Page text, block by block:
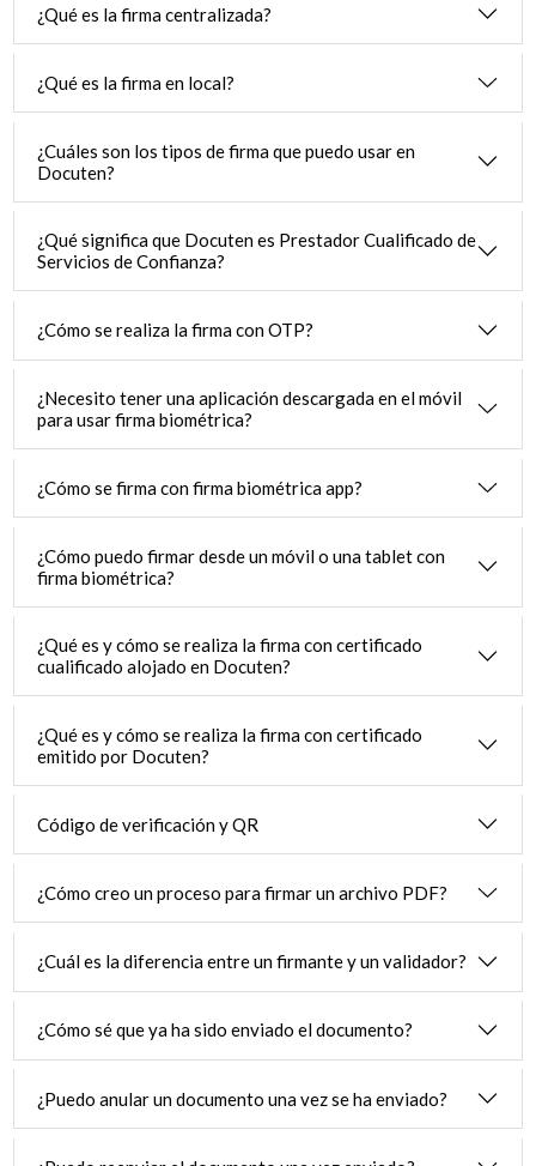
¿Qué es la firma centralizada?
¿Qué es la firma en local?
¿Cuáles son los tipos de firma que puedo usar en
Docuten?
¿Qué significa que Docuten es Prestador Cualificado de
Servicios de Confianza?
¿Cómo se realiza la firma con OTP?
¿Necesito tener una aplicación descargada en el móvil
para usar firma biométrica?
¿Cómo se firma con firma biométrica app?
¿Cómo puedo firmar desde un móvil o una tablet con
firma biométrica?
¿Qué es y cómo se realiza la firma con certificado
cualificado alojado en Docuten?
¿Qué es y cómo se realiza la firma con certificado
emitido por Docuten?
Código de verificación y QR
¿Cómo creo un proceso para firmar un archivo PDF?
¿Cuál es la diferencia entre un firmante y un validador?
¿Cómo sé que ya ha sido enviado el documento?
¿Puedo anular un documento una vez se ha enviado?